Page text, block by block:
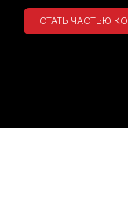
СТАТЬ ЧАСТЬЮ